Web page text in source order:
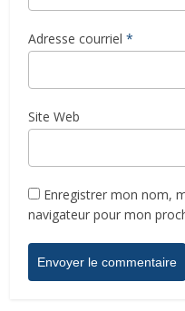
Adresse courriel *
Site Web
Enregistrer mon nom,
navigateur pour mon